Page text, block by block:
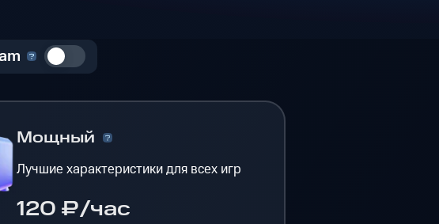
Мощный
Лучшие характеристики для всех игр
120 ₽/час